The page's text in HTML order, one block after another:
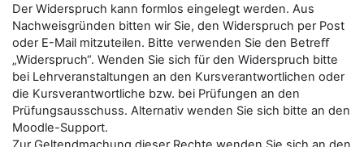
Der Widerspruch kann formlos eingelegt werden. Aus
Nachweisgründen bitten wir Sie, den Widerspruch per Post
oder E-Mail mitzuteilen. Bitte verwenden Sie den Betreﬀ
„Widerspruch“. Wenden Sie sich für den Widerspruch bitte
bei Lehrveranstaltungen an den Kursverantwortlichen oder
die Kursverantwortliche bzw. bei Prüfungen an den
Prüfungsausschuss. Alternativ wenden Sie sich bitte an den
Moodle-Support.